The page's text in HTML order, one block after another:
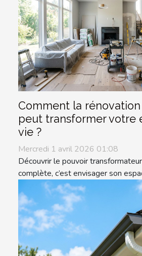
Comment la
peut transformer votre
vie ?
Mercredi 1 avril 2026 01:08
Découvrir le pouvoir
complète, c’est envisager son